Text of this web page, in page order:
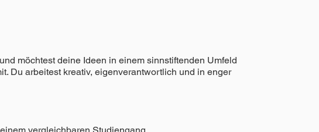
möchtest deine Ideen in einem sinnstiftenden Umfeld
Du arbeitest kreativ, eigenverantwortlich und in enger